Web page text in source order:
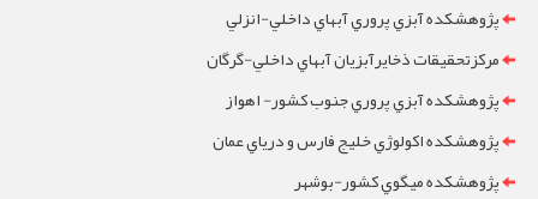
پژوهشکده آبزي پروري آبهاي داخلي-انزلي
مرکزتحقيقات ذخايرآبزيان آبهاي داخلي-گرگان
پژوهشکده آبزي پروري جنوب کشور- اهواز
پژوهشکده اکولوژي خليج فارس و درياي عمان
پژوهشکده ميگوي کشور-بوشهر